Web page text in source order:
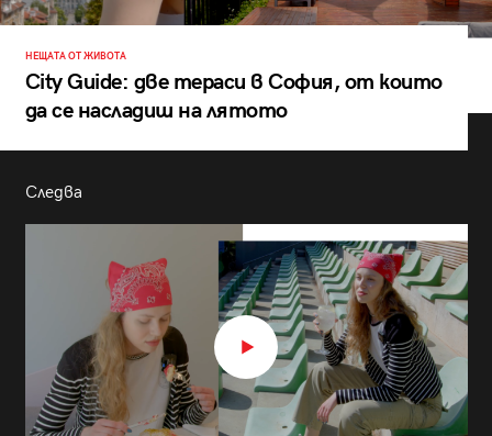
НЕЩАТА ОТ ЖИВОТА
City Guide: две тераси в София, от които
да се насладиш на лятото
Следва